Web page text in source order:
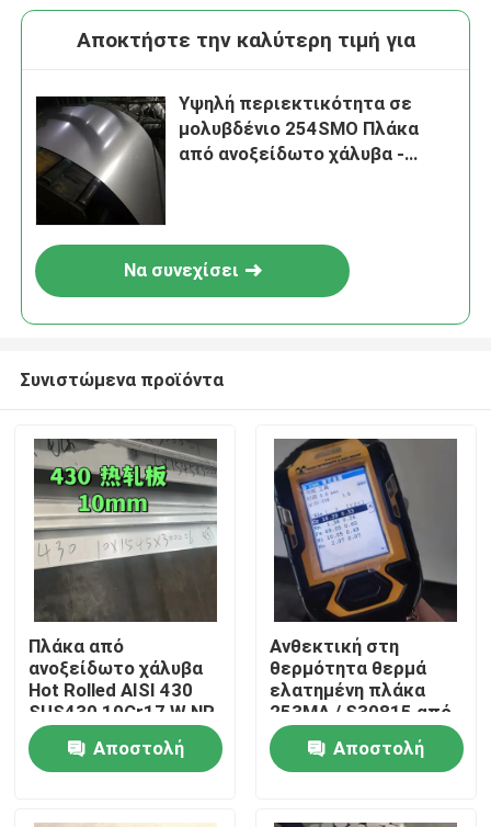
Σπίτι
Προϊόντα
Βίντεο
Αποκτήστε την καλύτερη τιμή για
Υψηλή περιεκτικότητα σε
μολυβδένιο 254SMO Πλάκα
από ανοξείδωτο χάλυβα -
Να συνεχίσει
Συνιστώμενα προϊόντα
Πλάκα από
ανοξείδωτο χάλυβα
Hot Rolled AISI 430
SUS430 10Cr17 W.NR
1.4016 Επιφάνεια
NO.1 10*1500*6000
Αποστολή
Ανθεκτική στη
θερμότητα θερμά
ελατημένη πλάκα
253MA / S30815 από
ανοξείδωτο χάλυβα
με επιφάνεια
αλάτισης
Αποστολή